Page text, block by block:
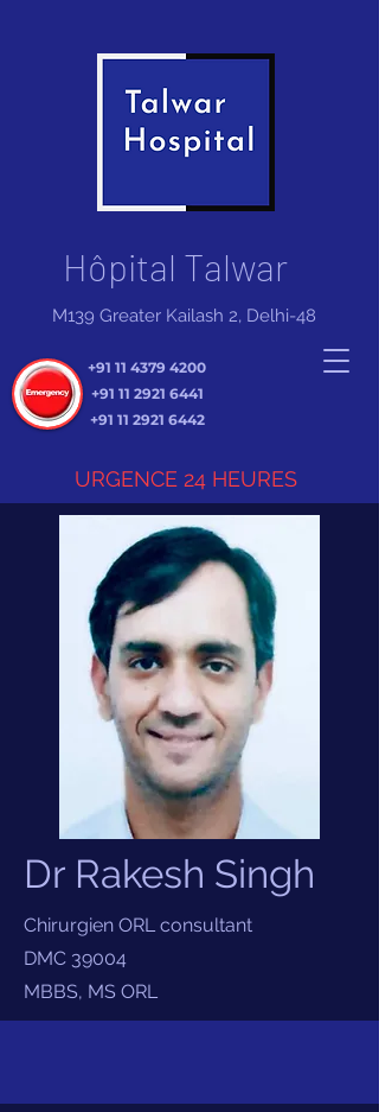
Hôpital Talwar
+91 11 4379 4200
+91 11 2921 6441
+91 11 2921 6442
URGENCE 24 HEURES
M139 Greater Kailash 2, Delhi-48
Dr Rakesh Singh
Chirurgien ORL consultant
DMC 39004
MBBS, MS ORL